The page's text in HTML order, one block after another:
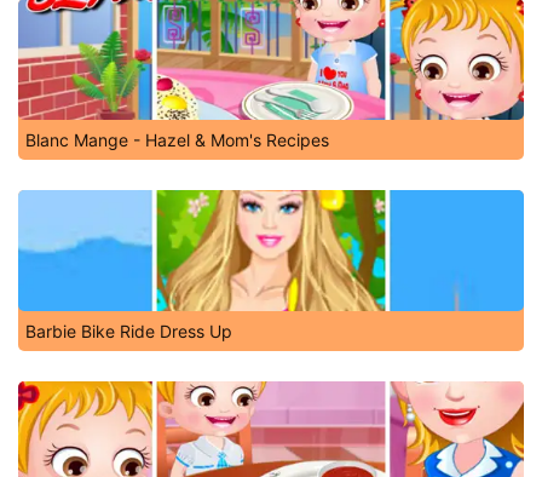
Blanc Mange - Hazel & Mom's Recipes
Barbie Bike Ride Dress Up